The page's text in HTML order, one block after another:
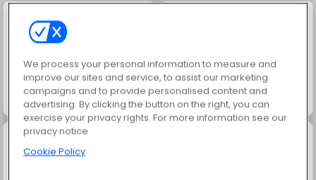
Grand Mahjong Connect
We process your personal information to measure and
improve our sites and service, to assist our marketing
campaigns and to provide personalised content and
advertising. By clicking the button on the right, you can
exercise your privacy rights. For more information see our
privacy notice
Cookie Policy